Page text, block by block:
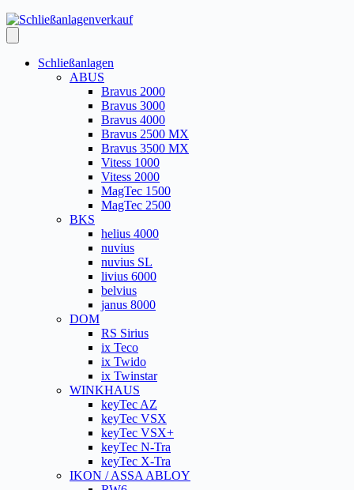
Schließanlagen
ABUS
Bravus 2000
Bravus 3000
Bravus 4000
Bravus 2500 MX
Bravus 3500 MX
Vitess 1000
Vitess 2000
MagTec 1500
MagTec 2500
BKS
helius 4000
nuvius
nuvius SL
livius 6000
belvius
janus 8000
DOM
RS Sirius
ix Teco
ix Twido
ix Twinstar
WINKHAUS
keyTec AZ
keyTec VSX
keyTec VSX+
keyTec N-Tra
keyTec X-Tra
IKON / ASSA ABLOY